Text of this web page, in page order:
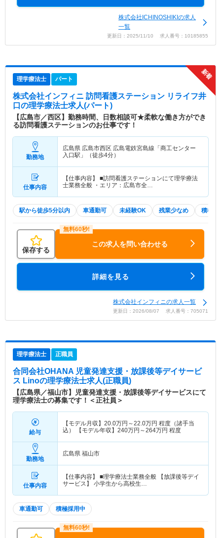
株式会社ICHINOSHIKIの求人
一覧
更新日：2025/11/10 求人番号：10185855
理学療法士 パート
株式会社インフィニ 訪問看護ステーション リライフ井
口 の理学療法士求人(パート)
【広島市／西区】勤務時間、日数相談可★柔軟な働き方ができ
る訪問看護ステーションのお仕事です！
勤務地
広島県 広島市西区 広島電鉄宮島線「商工センター
入口駅」（徒歩4分）
仕事内容
【仕事内容】 ■訪問看護ステーションにて理学療法
士業務全般 ・エリア：広島市全…
駅から徒歩5分以内 車通勤可 未経験OK 残業少なめ 積極採
保存する
この求人を問い合わせる
詳細を見る
株式会社インフィニの求人一覧
更新日：2026/08/07 求人番号：705071
理学療法士 正職員
合同会社OHANA 児童発達支援・放課後等デイサービ
ス Linoの理学療法士求人(正職員)
【広島県／福山市】児童発達支援・放課後等デイサービスにて
理学療法士の募集です！＜正社員＞
給与
【モデル月収】 20.0万円～22.0万円 程度（諸手当
込） 【モデル年収】 240万円～264万円 程度
勤務地
広島県 福山市
仕事内容
【仕事内容】 ■理学療法士業務全般 【放課後等デイ
サービス】 小学生から高校生…
車通勤可 積極採用中